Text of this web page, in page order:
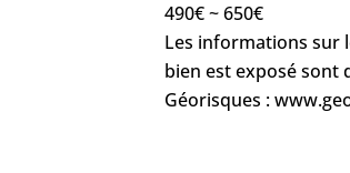
490€ ~ 650€
Les informations sur
bien est exposé sont
Géorisques :